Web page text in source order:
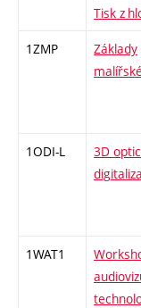
Tisk z
1ZMP
Základy
1ODI-L
3D
1WAT1